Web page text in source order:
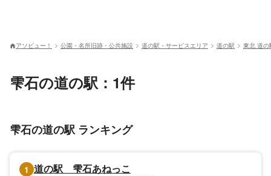
アソビュー！ 公園・名所旧跡・公共施設 道の駅・サービスエリア 道の駅 東北 道の
雫石の道の駅：1件
雫石の道の駅 ランキング
1 道の駅 雫石あねっこ